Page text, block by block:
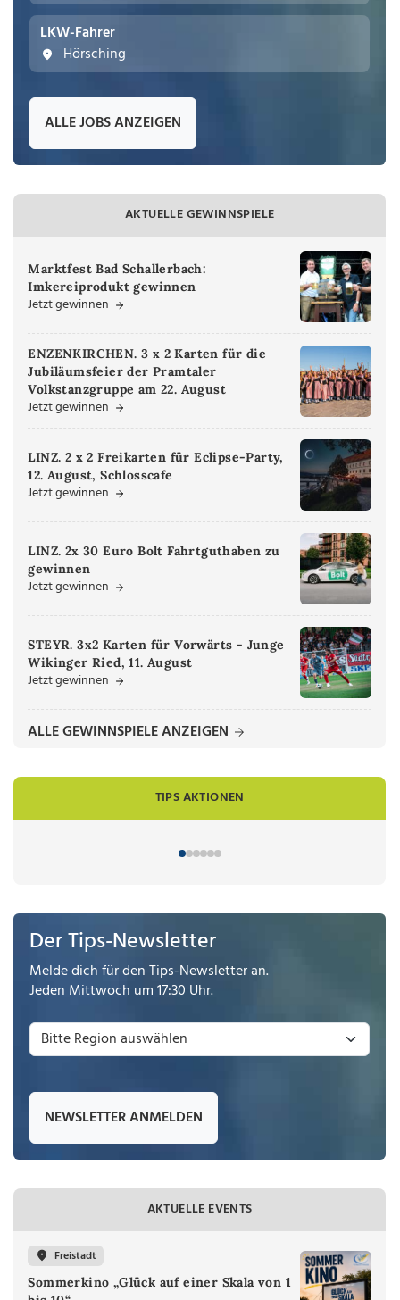
LKW-Fahrer
Hörsching
ALLE JOBS ANZEIGEN
AKTUELLE GEWINNSPIELE
Marktfest Bad Schallerbach:
Imkereiprodukt gewinnen
Jetzt gewinnen
ENZENKIRCHEN. 3 x 2 Karten für die
Jubiläumsfeier der Pramtaler
Volkstanzgruppe am 22. August
Jetzt gewinnen
LINZ. 2 x 2 Freikarten für Eclipse-Party,
12. August, Schlosscafe
Jetzt gewinnen
LINZ. 2x 30 Euro Bolt Fahrtguthaben zu
gewinnen
Jetzt gewinnen
STEYR. 3x2 Karten für Vorwärts - Junge
Wikinger Ried, 11. August
Jetzt gewinnen
ALLE GEWINNSPIELE ANZEIGEN
TIPS AKTIONEN
Der Tips-Newsletter
Melde dich für den Tips-Newsletter an.
Jeden Mittwoch um 17:30 Uhr.
NEWSLETTER ANMELDEN
AKTUELLE EVENTS
Freistadt
Sommerkino „Glück auf einer Skala von 1